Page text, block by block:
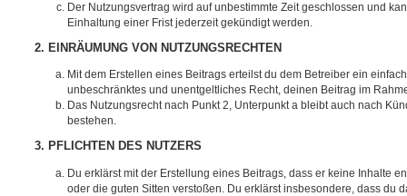
Der Nutzungsvertrag wird auf unbestimmte Zeit geschlossen und
Einhaltung einer Frist jederzeit gekündigt werden.
2. EINRÄUMUNG VON NUTZUNGSRECHTEN
Mit dem Erstellen eines Beitrags erteilst du dem Betreiber ein
unbeschränktes und unentgeltliches Recht, deinen Beitrag im
Das Nutzungsrecht nach Punkt 2, Unterpunkt a bleibt auch nach
bestehen.
3. PFLICHTEN DES NUTZERS
Du erklärst mit der Erstellung eines Beitrags, dass er keine Inhalte
oder die guten Sitten verstoßen. Du erklärst insbesondere, dass du